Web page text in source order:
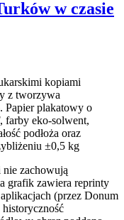
na
w czasie
kopiami
z tworzywa
Papier plakatowy o
farby eko-solwent,
podłoża oraz
±0,5 kg
nie zachowują
grafik zawiera reprinty
(przez Donum